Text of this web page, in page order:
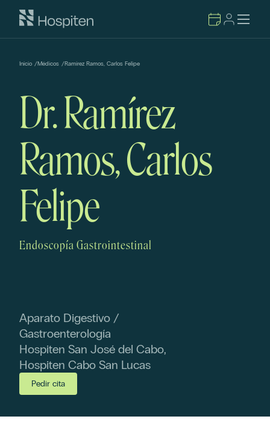
Inicio /Médicos /Ramírez Ramos, Carlos Felipe
Dr. Ramírez
Ramos, Carlos
Felipe
Endoscopía Gastrointestinal
Aparato Digestivo /
Gastroenterología
Hospiten San José del Cabo,
Hospiten Cabo San Lucas
Pedir cita